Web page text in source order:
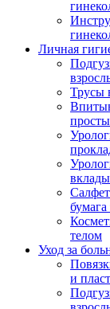
Личная
Трусы
бумага
телом
Уход за
и